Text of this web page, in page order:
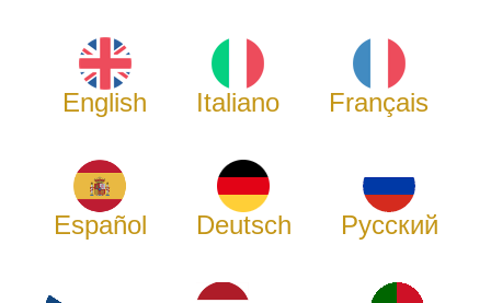
English Italiano Français
Español Deutsch Русский